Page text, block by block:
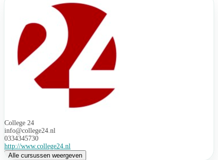
College 24
info@college24.nl
0334345730
http://www.college24.nl
Alle cursussen weergeven